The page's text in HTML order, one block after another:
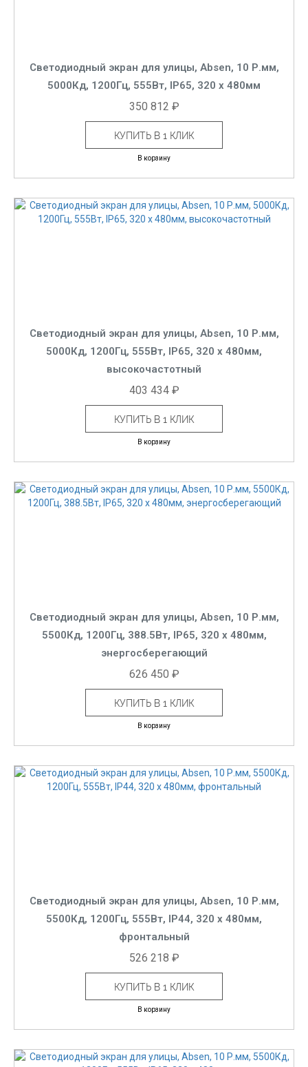
Светодиодный экран для улицы, Absen, 10 Р.мм,
5000Кд, 1200Гц, 555Вт, IP65, 320 x 480мм
350 812 ₽
КУПИТЬ В 1 КЛИК
В корзину
Светодиодный экран для улицы, Absen, 10 Р.мм,
5000Кд, 1200Гц, 555Вт, IP65, 320 x 480мм,
высокочастотный
403 434 ₽
КУПИТЬ В 1 КЛИК
В корзину
Светодиодный экран для улицы, Absen, 10 Р.мм,
5500Кд, 1200Гц, 388.5Вт, IP65, 320 x 480мм,
энергосберегающий
626 450 ₽
КУПИТЬ В 1 КЛИК
В корзину
Светодиодный экран для улицы, Absen, 10 Р.мм,
5500Кд, 1200Гц, 555Вт, IP44, 320 x 480мм,
фронтальный
526 218 ₽
КУПИТЬ В 1 КЛИК
В корзину